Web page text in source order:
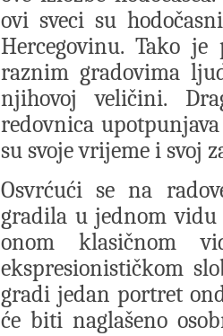
ovi sveci su
Hercegovinu. Tako
raznim gradovima
njihovoj veličini.
redovnica
su svoje vrijeme i svoj
Osvrćući se na
gradila u jednom
onom klasičnom
ekspresionističkom
gradi jedan portret
će biti naglašeno